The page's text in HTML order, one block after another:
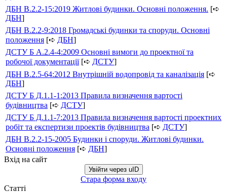
ДБН В.2.2-15:2019 Житлові будинки. Основні положення. [➪
ДБН]
ДБН В.2.2-9:2018 Громадські будинки та споруди. Основні
положення [➪ ДБН]
ДСТУ Б А.2.4-4:2009 Основні вимоги до проектної та
робочої документації[➪ ДСТУ]
ДБН В.2.5-64:2012 Внутрішній водопровід та каналізація [➪
ДБН]
ДСТУ Б Д.1.1-1:2013 Правила визначення вартості
будівництва [➪ ДСТУ]
ДСТУ Б Д.1.1-7:2013 Правила визначення вартості проектних
робіт та експертизи проектів будівництва [➪ ДСТУ]
ДБН В.2.2-15-2005 Будинки і споруди. Житлові будинки.
Основні положення [➪ ДБН]
Вхід на сайт
Увійти через uID
Стара форма входу
Статті